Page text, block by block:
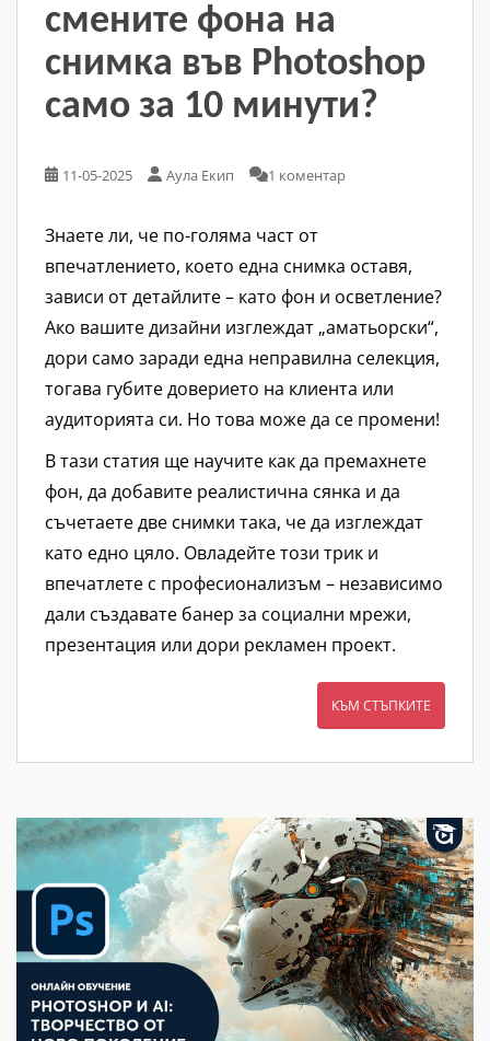
смените фона на
снимка във Photoshop
само за 10 минути?
11-05-2025 Аула Екип 1 коментар
Знаете ли, че по-голяма част от
впечатлението, което една снимка оставя,
зависи от детайлите – като фон и осветление?
Ако вашите дизайни изглеждат „аматьорски“,
дори само заради една неправилна селекция,
тогава губите доверието на клиента или
аудиторията си. Но това може да се промени!
В тази статия ще научите как да премахнете
фон, да добавите реалистична сянка и да
съчетаете две снимки така, че да изглеждат
като едно цяло. Овладейте този трик и
впечатлете с професионализъм – независимо
дали създавате банер за социални мрежи,
презентация или дори рекламен проект.
КЪМ СТЪПКИТЕ